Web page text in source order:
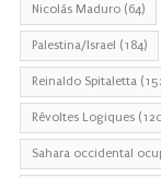
Nicolás Maduro (64)
Palestina/Israel (184)
Reinaldo Spitaletta
Révoltes Logiques
Sahara occidental